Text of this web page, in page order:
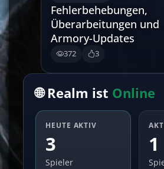
Fehlerbehebungen,
Überarbeitungen und
Armory-Updates
372 3
🌐 Realm ist Online
HEUTE AKTIV
3
Spieler
1